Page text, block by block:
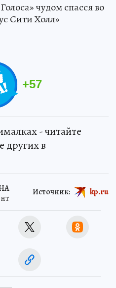
чудом спасся во
Сити Холл»
+57
- читайте
других в
Источник: kp.ru